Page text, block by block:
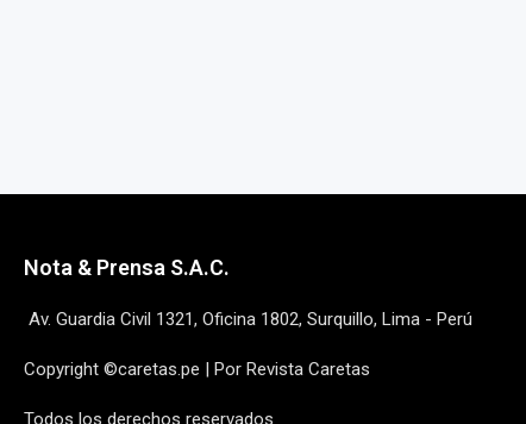
Nota & Prensa S.A.C.
Av. Guardia Civil 1321, Oficina 1802, Surquillo, Lima - Perú
Copyright ©caretas.pe | Por Revista Caretas
Todos los derechos reservados